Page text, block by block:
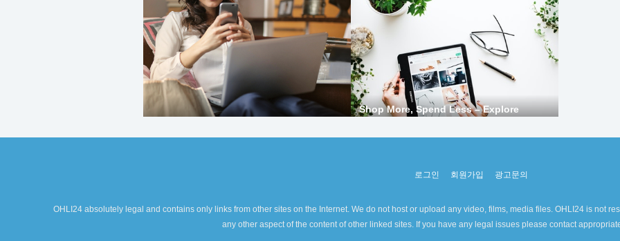
로그인 회원가입 광고문의
OHLI24 absolutely legal and contains only links from other sites on the Internet. We do not host or upload any video, films, media files. OHLI24 is not
any other aspect of the content of other linked sites. If you have any legal issues please contact